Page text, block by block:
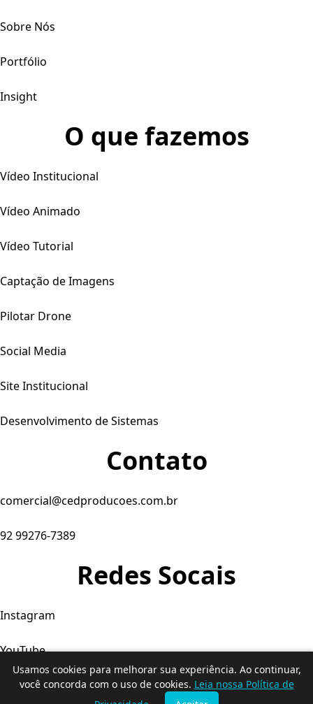
Usamos cookies para melhorar sua experiência. Ao continuar,
você concorda com o uso de cookies. Leia nossa Política de
Sobre Nós
Portfólio
Insight
O que fazemos
Vídeo Institucional
Vídeo Animado
Vídeo Tutorial
Captação de Imagens
Pilotar Drone
Social Media
Site Institucional
Desenvolvimento de Sistemas
Contato
comercial@cedproducoes.com.br
92 99276-7389
Redes Socais
Instagram
YouTube
Facebook